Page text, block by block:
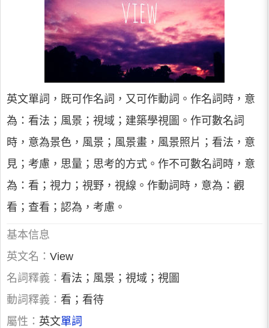
英文單詞，既可作名詞，又可作動詞。作名詞時，意
為：看法；風景；視域；建築學視圖。作可數名詞
時，意為景色，風景；風景畫，風景照片；看法，意
見；考慮，思量；思考的方式。作不可數名詞時，意
為：看；視力；視野，視線。作動詞時，意為：觀
看；查看；認為，考慮。
基本信息
英文名： View
名詞釋義： 看法；風景；視域；視圖
動詞釋義： 看；看待
屬性： 英文單詞